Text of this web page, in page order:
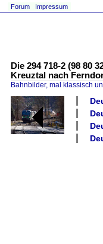
Forum Impressum
Die 294 718-2 (98 80
Kreuztal nach
Bahnbilder, mal klassisch